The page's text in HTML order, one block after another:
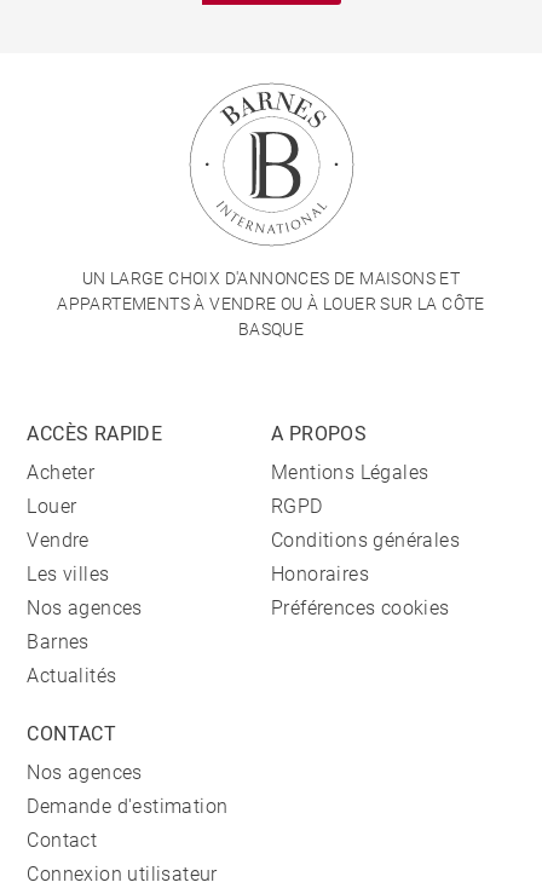
UN LARGE CHOIX D'ANNONCES DE MAISONS ET
APPARTEMENTS À VENDRE OU À LOUER SUR LA CÔTE
BASQUE
ACCÈS RAPIDE
Acheter
Louer
Vendre
Les villes
Nos agences
Barnes
Actualités
A PROPOS
Mentions Légales
RGPD
Conditions générales
Honoraires
Préférences cookies
CONTACT
Nos agences
Demande d'estimation
Contact
Connexion utilisateur